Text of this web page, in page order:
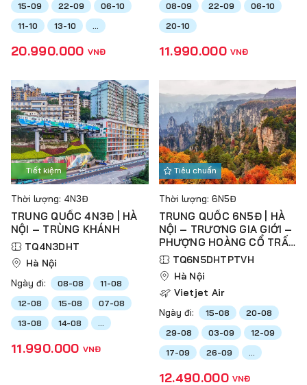
15-09
22-09
06-10
11-10
13-10 ...
20.990.000 VNĐ
08-09
22-09
06-10
20-10
11.990.000 VNĐ
Tiết kiệm
Thời lượng: 4N3Đ
TRUNG QUỐC 4N3Đ | HÀ
NỘI – TRÙNG KHÁNH
TQ4N3DHT
Hà Nội
Ngày đi: 08-08
11-08
12-08
15-08
07-08
13-08
14-08
11.990.000 VNĐ
Tiêu chuẩn
Thời lượng: 6N5Đ
TRUNG QUỐC 6N5Đ | HÀ
NỘI – TRƯƠNG GIA GIỚI –
PHƯỢNG HOÀNG CỔ TRẤN
– THIÊN TỬ SƠN – VŨ
LĂNG NGUYÊN – HỒ BẢO
PHONG
TQ6N5DHTPTVH
Hà Nội
Vietjet Air
Ngày đi: 15-08
20-08
29-08
03-09
12-09
17-09
26-09
12.490.000 VNĐ